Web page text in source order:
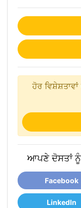
ਹੋਰ
ਆਪਣੇ ਦੋਸਤਾਂ ਨੂੰ
Facebook
LinkedIn